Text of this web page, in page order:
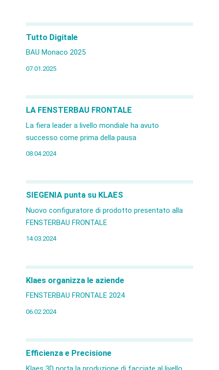
Tutto Digitale
BAU Monaco 2025
07.01.2025
LA FENSTERBAU FRONTALE
La fiera leader a livello mondiale ha avuto
successo come prima della pausa
08.04.2024
SIEGENIA punta su KLAES
Nuovo configuratore di prodotto presentato alla
FENSTERBAU FRONTALE
14.03.2024
Klaes organizza le aziende
FENSTERBAU FRONTALE 2024
06.02.2024
Efficienza e Precisione